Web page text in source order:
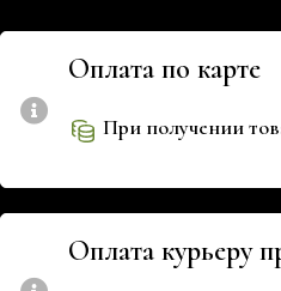
Оплата по карте
При получении
Оплата курьеру